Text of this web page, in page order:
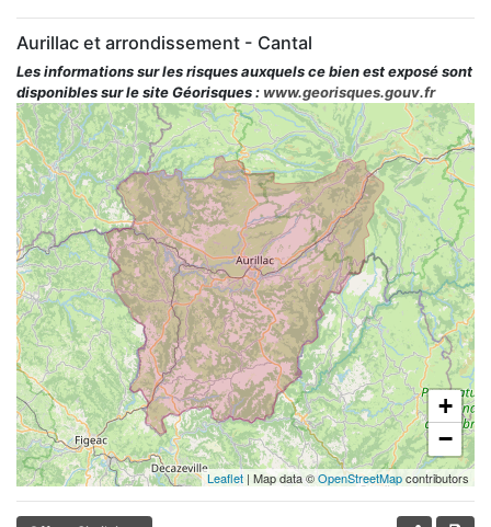
Aurillac et arrondissement - Cantal
Les informations sur les risques auxquels ce bien est exposé sont
disponibles sur le site Géorisques : www.georisques.gouv.fr
+
−
Leaflet | Map data ©OpenStreetMapcontributors